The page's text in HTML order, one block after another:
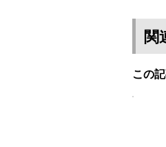
関
この